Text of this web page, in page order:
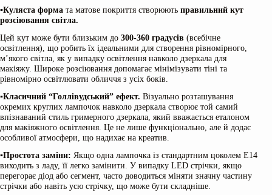
▪️Куляста форма та матове покриття створюють правильний кут
розсіювання світла.
Цей кут може бути близьким до 300-360 градусів (всебічне
освітлення), що робить їх ідеальними для створення рівномірного,
м’якого світла, як у випадку освітлення навколо дзеркала для
макіяжу. Широке розсіювання допомагає мінімізувати тіні та
рівномірно освітлювати обличчя з усіх боків.
▪️Класичний “Голлівудський” ефект. Візуально розташування
окремих круглих лампочок навколо дзеркала створює той самий
впізнаваний стиль гримерного дзеркала, який вважається еталоном
для макіяжного освітлення. Це не лише функціонально, але й додає
особливої атмосфери, що надихає на креатив.
▪️Простота заміни: Якщо одна лампочка із стандартним цоколем Е14
виходить з ладу, її легко замінити. У випадку LED стрічки, якщо
перегорає діод або сегмент, часто доводиться міняти значну частину
стрічки або навіть усю стрічку, що може бути складніше.